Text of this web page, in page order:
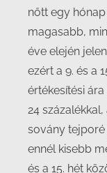
nőtt egy
magasabb,
éve elején
ezért a 9. és a
értékesítési
24
sovány tejporé
ennél kisebb
és a 15. hét